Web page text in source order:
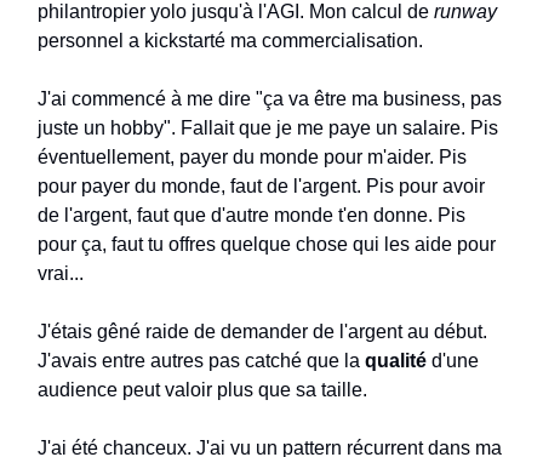
philantropier yolo jusqu'à l'AGI. Mon calcul de runway
personnel a kickstarté ma commercialisation.
J'ai commencé à me dire "ça va être ma business, pas
juste un hobby". Fallait que je me paye un salaire. Pis
éventuellement, payer du monde pour m'aider. Pis
pour payer du monde, faut de l'argent. Pis pour avoir
de l'argent, faut que d'autre monde t'en donne. Pis
pour ça, faut tu offres quelque chose qui les aide pour
vrai...
J'étais gêné raide de demander de l'argent au début.
J'avais entre autres pas catché que la qualité d'une
audience peut valoir plus que sa taille.
J'ai été chanceux. J'ai vu un pattern récurrent dans ma